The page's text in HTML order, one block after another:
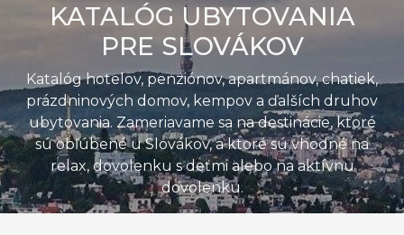
KATALÓG UBYTOVANIA
PRE SLOVÁKOV
Katalóg hotelov, penziónov, apartmánov, chatiek,
prázdninových domov, kempov a ďalších druhov
ubytovania. Zameriavame sa na destinácie, ktoré
sú obľúbené u Slovákov, a ktoré sú vhodné na
relax, dovolenku s deťmi alebo na aktívnu
dovolenku.